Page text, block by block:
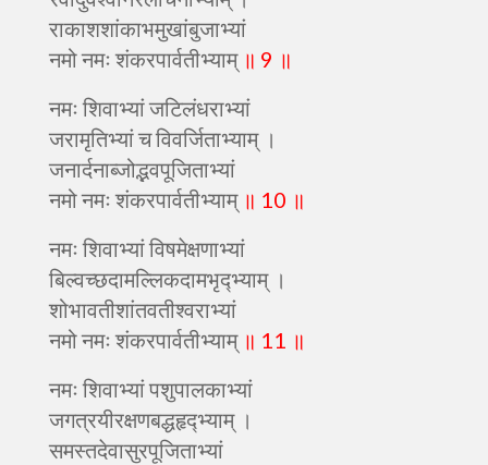
राकाशशांकाभमुखांबुजाभ्यां
नमो नमः शंकरपार्वतीभ्याम् ॥ 9 ॥
नमः शिवाभ्यां जटिलंधराभ्यां
जरामृतिभ्यां च विवर्जिताभ्याम् ।
जनार्दनाब्जोद्भवपूजिताभ्यां
नमो नमः शंकरपार्वतीभ्याम् ॥ 10 ॥
नमः शिवाभ्यां विषमेक्षणाभ्यां
बिल्वच्छदामल्लिकदामभृद्भ्याम् ।
शोभावतीशांतवतीश्वराभ्यां
नमो नमः शंकरपार्वतीभ्याम् ॥ 11 ॥
नमः शिवाभ्यां पशुपालकाभ्यां
जगत्रयीरक्षणबद्धहृद्भ्याम् ।
समस्तदेवासुरपूजिताभ्यां